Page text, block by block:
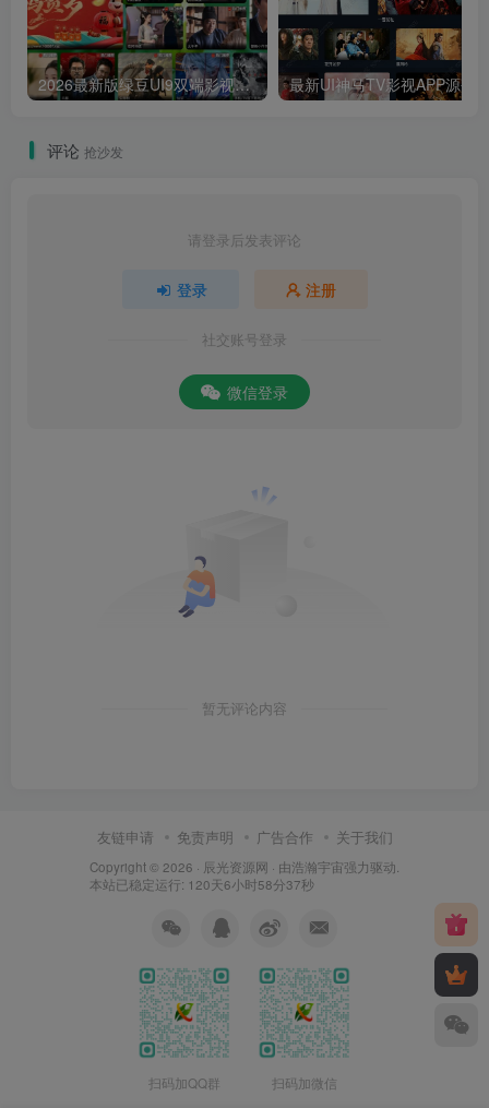
2026最新版绿豆UI9双端影视APP源码
评论 抢沙发
请登录后发表评论
登录 注册
社交账号登录
微信登录
暂无评论内容
友链申请 免责声明 广告合作 关于我们
Copyright © 2026 · 辰光资源网 · 由浩瀚宇宙强力驱动.
本站已稳定运行: 120天6小时58分38秒
扫码加QQ群 扫码加微信